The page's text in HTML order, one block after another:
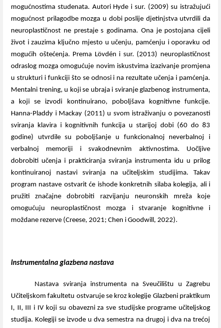
mogućnostima studenata. Autori Hyde i sur. (2009) su istražujući
mogućnost prilagodbe mozga u dobi poslije djetinjstva utvrdili da
neuroplastičnost ne prestaje s godinama. Ona je postojana cijeli
život i zauzima ključno mjesto u učenju, pamćenju i oporavku od
mogućih oštećenja. Prema Lövdén i sur. (2013) neuroplastičnost
odraslog mozga omogućuje novim iskustvima izazivanje promjena
u strukturi i funkciji što se odnosi i na rezultate učenja i pamćenja.
Mentalni trening, u koji se ubraja i sviranje glazbenog instrumenta,
a koji se izvodi kontinuirano, poboljšava kognitivne funkcije.
Hanna-Pladdy i Mackay (2011) u svom istraživanju o povezanosti
sviranja klavira i kognitivnih funkcija u starijoj dobi (60 do 83
godine) utvrdile su poboljšanje u funkcionalnoj neverbalnoj i
verbalnoj memoriji i svakodnevnim aktivnostima. Uočljive
dobrobiti učenja i prakticiranja sviranja instrumenta idu u prilog
kontinuiranoj nastavi sviranja na učiteljskim studijima. Takav
program nastave ostvarit će ishode konkretnih silaba kolegija, ali i
pružiti značajne dobrobiti razvijanju neuronskih mreža koje
omogućuju neuroplastičnost mozga i stvaranje kognitivne i
moždane rezerve (Creese, 2021; Chen i Goodwill, 2022).
Instrumentalna glazbena nastava
Nastava sviranja instrumenta na Sveučilištu u Zagrebu
Učiteljskom fakultetu ostvaruje se kroz kolegije Glazbeni praktikum
I, II, III i IV koji su obavezni za sve studijske programe učiteljskog
studija. Kolegiji se izvode u dva semestra na drugoj i dva na trećoj